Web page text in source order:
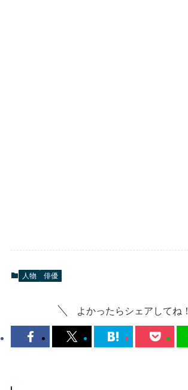
人物 俳優
よかったらシェアしてね！